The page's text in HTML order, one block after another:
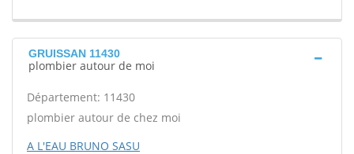
GRUISSAN 11430
plombier autour de moi
Département: 11430
plombier autour de chez moi
A L'EAU BRUNO SASU